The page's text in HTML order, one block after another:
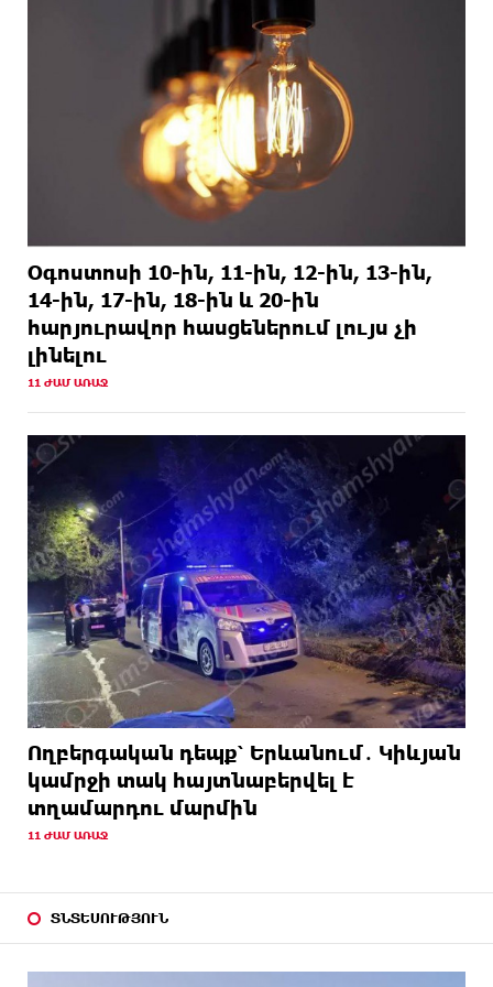
Երգչուհի Բեյոնսեն ​​4 դատական հայց է
ներկայացրել Թուրքիայում
Օգոստոսի 10-ին, 11-ին, 12-ին, 13-ին,
14-ին, 17-ին, 18-ին և 20-ին
հարյուրավոր հասցեներում լույս չի
լինելու
11 ԺԱՄ ԱՌԱՋ
Ողբերգական դեպք՝ Երևանում․ Կիևյան
կամրջի տակ հայտնաբերվել է
տղամարդու մարմին
11 ԺԱՄ ԱՌԱՋ
ՏՆՏԵՍՈՒԹՅՈՒՆ